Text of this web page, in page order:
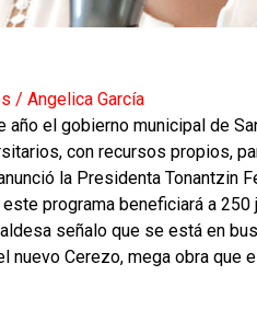
/ Angelica García
año el gobierno municipal de
con recursos propios,
la Presidenta Tonantzin
programa beneficiará a
señalo que se está en
nuevo Cerezo, mega obra que